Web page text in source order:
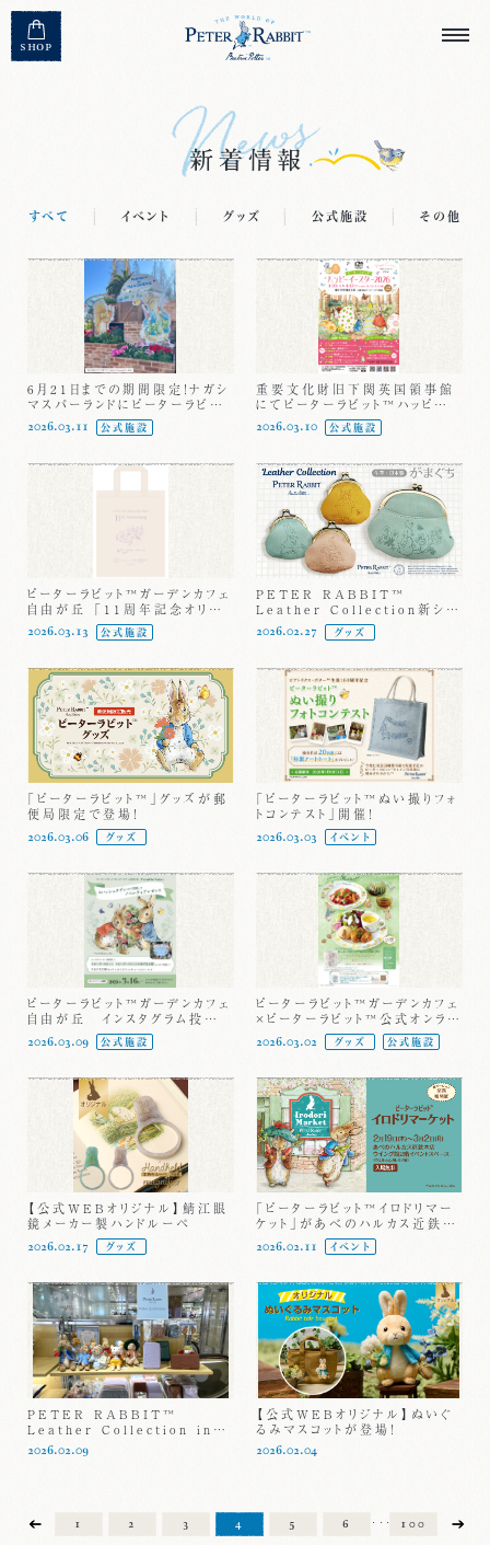
SHOP
MENU CLOSE
すべて イベント グッズ 公式施設 その他
6月21日までの期間限定！ナガシ
マスパーランドにピーターラビット
のフォトスポットが登場♪特定日
にはキャラクターグリーティング
2026.03.11 公式施設
重要文化財旧下関英国領事館
にてピーターラビット™ハッピーイ
ースター2026が開催中！
2026.03.10 公式施設
ピーターラビット™ガーデンカフェ
自由が丘 「11周年記念オリジ
ナルトートバッグ」プレゼント♪
2026.03.13 公式施設
PETER RABBIT™
Leather Collection新シリ
ーズ
2026.02.27 グッズ
「ピーターラビット™」グッズが郵
便局限定で登場！
2026.03.06 グッズ
「ピーターラビット™ぬい撮りフォ
トコンテスト」開催！
2026.03.03 イベント
ピーターラビット™ガーデンカフェ
自由が丘 インスタグラム投稿で
さまざまな種セットとオリジナルキ
ーチャームを配布します！
2026.03.09 公式施設
ピーターラビット™ガーデンカフェ
×ピーターラビット™公式オンライ
ンショップ コラボメニュー販売！
2026.03.02 グッズ 公式施設
【公式WEBオリジナル】鯖江眼
鏡メーカー製ハンドルーペ
2026.02.17 グッズ
「ピーターラビット™イロドリマー
ケット」があべのハルカス近鉄本
店で関西初開催！
2026.02.11 イベント
PETER RABBIT™
Leather Collection inセ
レオ八王子
2026.02.09
【公式WEBオリジナル】ぬいぐ
るみマスコットが登場！
2026.02.04
1 2 3 4 5 6 ・・・ 100